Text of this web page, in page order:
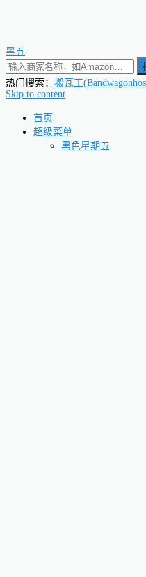
黑五
热门搜索： 搬瓦工
Skip to content
首页
超级菜单
黑色星期五